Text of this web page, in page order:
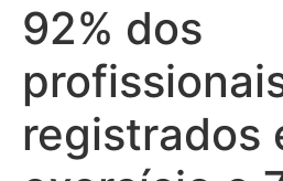
92% dos
registrados